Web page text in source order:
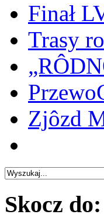
Finał
Trasy
Zjôzd
Skocz do: